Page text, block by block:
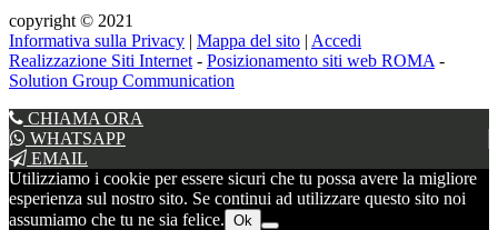
copyright © 2021
Informativa sulla Privacy | Mappa del sito | Accedi
Realizzazione Siti Internet - Posizionamento siti web ROMA -
Solution Group Communication
CHIAMA ORA
WHATSAPP
EMAIL
Utilizziamo i cookie per essere sicuri che tu possa avere la migliore
esperienza sul nostro sito. Se continui ad utilizzare questo sito noi
assumiamo che tu ne sia felice. Ok